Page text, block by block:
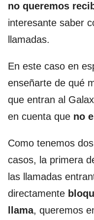
no queremos
interesante saber
llamadas.
En este caso en
enseñarte de qué
que entran al
en cuenta que no
Como tenemos
casos, la primera
las llamadas
directamente
llama, queremos